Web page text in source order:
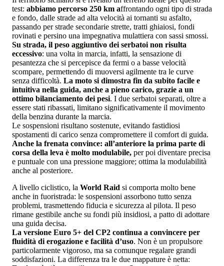
test: abbiamo percorso 250 km affrontando ogni tipo di strada
e fondo, dalle strade ad alta velocità ai tornanti su asfalto,
passando per strade secondarie strette, tratti ghiaiosi, fondi
rovinati e persino una impegnativa mulattiera con sassi smossi.
Su strada, il peso aggiuntivo dei serbatoi non risulta
eccessivo: una volta in marcia, infatti, la sensazione di
pesantezza che si percepisce da fermi o a basse velocità
scompare, permettendo di muoversi agilmente tra le curve
senza difficoltà. La moto si dimostra fin da subito facile e
intuitiva nella guida, anche a pieno carico, grazie a un
ottimo bilanciamento dei pesi. I due serbatoi separati, oltre a
essere stati ribassati, limitano significativamente il movimento
della benzina durante la marcia.
Le sospensioni risultano sostenute, evitando fastidiosi
spostamenti di carico senza compromettere il comfort di guida.
Anche la frenata convince: all’anteriore la prima parte di
corsa della leva è molto modulabile, per poi diventare precisa
e puntuale con una pressione maggiore; ottima la modulabilità
anche al posteriore.
A livello ciclistico, la World Raid si comporta molto bene
anche in fuoristrada: le sospensioni assorbono tutto senza
problemi, trasmettendo fiducia e sicurezza al pilota. Il peso
rimane gestibile anche su fondi più insidiosi, a patto di adottare
una guida decisa.
La versione Euro 5+ del CP2 continua a convincere per
fluidità di erogazione e facilità d’uso. Non è un propulsore
particolarmente vigoroso, ma sa comunque regalare grandi
soddisfazioni. La differenza tra le due mappature è netta: